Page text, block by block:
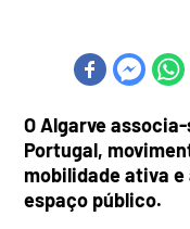
O Algarve
Portugal,
mobilidade ativa
espaço público.